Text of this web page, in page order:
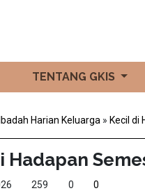
TENTANG GKIS
Harian Keluarga » Kecil di
Hadapan
259 0 0